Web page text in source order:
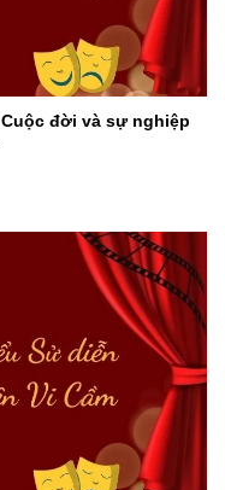
đời và sự nghiệp